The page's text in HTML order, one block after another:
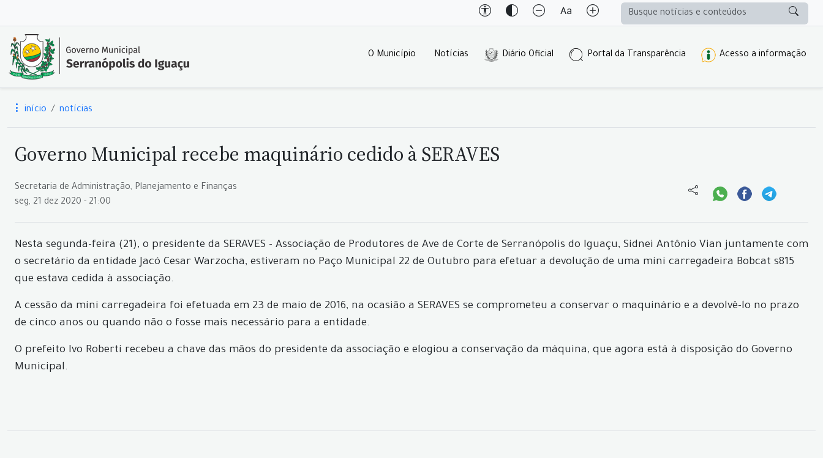
O Município Notícias Diário Oficial Portal da Transparência Acesso a informação
início notícias
Governo Municipal recebe maquinário cedido à SERAVES
Secretaria de Administração, Planejamento e Finanças
seg, 21 dez 2020 - 21:00
Nesta segunda-feira (21), o presidente da SERAVES - Associação de Produtores de Ave de Corte de Serranópolis do Iguaçu, Sidnei Antônio Vian juntamente com
o secretário da entidade Jacó Cesar Warzocha, estiveram no Paço Municipal 22 de Outubro para efetuar a devolução de uma mini carregadeira Bobcat s815
que estava cedida à associação.
A cessão da mini carregadeira foi efetuada em 23 de maio de 2016, na ocasião a SERAVES se comprometeu a conservar o maquinário e a devolvê-lo no prazo
de cinco anos ou quando não o fosse mais necessário para a entidade.
O prefeito Ivo Roberti recebeu a chave das mãos do presidente da associação e elogiou a conservação da máquina, que agora está à disposição do Governo
Municipal.